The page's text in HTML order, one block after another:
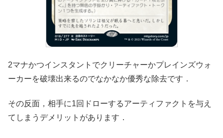
2マナかつインスタントでクリーチャーかプレインズウォ
ーカーを破壊出来るのでなかなか優秀な除去です．
その反面，相手に1回ドローするアーティファクトを与え
てしまうデメリットがあります．